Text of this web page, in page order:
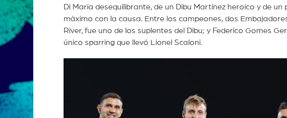
Di María desequilibrante, de un Dibu Martínez heroico y de
máximo con la causa. Entre los campeones, dos
River, fue uno de los suplentes del Dibu; y Federico Gomes
único sparring que llevó Lionel Scaloni.